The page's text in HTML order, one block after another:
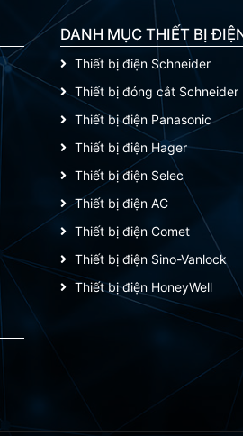
DANH MỤC THIẾT BỊ
Thiết bị điện Schneider
Thiết bị đóng cắt Schneider
Thiết bị điện Panasonic
Thiết bị điện Hager
Thiết bị điện Selec
Thiết bị điện AC
Thiết bị điện Comet
Thiết bị điện Sino-Vanlock
Thiết bị điện HoneyWell